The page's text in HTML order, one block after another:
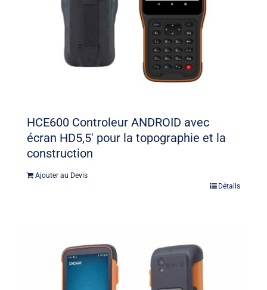
HCE600 Controleur ANDROID avec
écran HD5,5′ pour la topographie et la
construction
Ajouter au Devis
Détails